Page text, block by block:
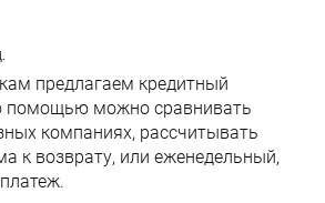
предлагаем кредитный
помощью можно сравнивать
компаниях, рассчитывать
к возврату, или еженедельный,